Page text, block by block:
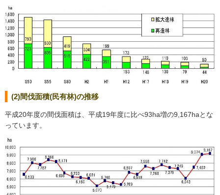
(2)間伐面積(民有林)の推移
平成20年度の間伐面積は、平成19年度に比べ93ha増の9,167haとな
っています。